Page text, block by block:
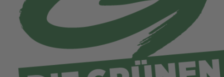
Wien